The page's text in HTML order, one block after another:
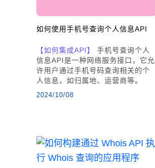
如何使用手机号查询个人信息API
【如何集成API】
手机号查询个人
信息API是一种网络服务接口，它允
许用户通过手机号码查询相关的个
人信息，如归属地、运营商等。
2024/10/08